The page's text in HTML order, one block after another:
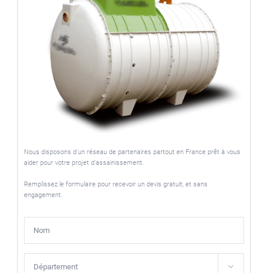
Nous disposons d'un réseau de partenaires partout en France prêt à vous
aider pour votre projet d'assainissement.
Remplissez le formulaire pour recevoir un devis gratuit, et sans
engagement.
